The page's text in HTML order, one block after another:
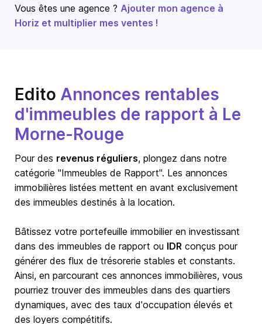
Vous êtes une agence ? Ajouter mon agence à
Horiz et multiplier mes ventes !
Edito Annonces rentables
d'immeubles de rapport à Le
Morne-Rouge
Pour des revenus réguliers, plongez dans notre
catégorie "Immeubles de Rapport". Les annonces
immobilières listées mettent en avant exclusivement
des immeubles destinés à la location.
Bâtissez votre portefeuille immobilier en investissant
dans des immeubles de rapport ou IDR conçus pour
générer des flux de trésorerie stables et constants.
Ainsi, en parcourant ces annonces immobilières, vous
pourriez trouver des immeubles dans des quartiers
dynamiques, avec des taux d'occupation élevés et
des loyers compétitifs.